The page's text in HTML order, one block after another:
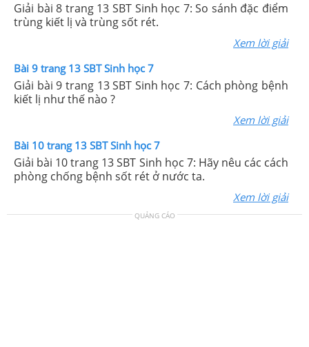
Giải bài 8 trang 13 SBT Sinh học 7: So sánh đặc điểm
trùng kiết lị và trùng sốt rét.
Xem lời giải
Bài 9 trang 13 SBT Sinh học 7
Giải bài 9 trang 13 SBT Sinh học 7: Cách phòng bệnh
kiết lị như thế nào ?
Xem lời giải
Bài 10 trang 13 SBT Sinh học 7
Giải bài 10 trang 13 SBT Sinh học 7: Hãy nêu các cách
phòng chống bệnh sốt rét ở nước ta.
Xem lời giải
QUẢNG CÁO